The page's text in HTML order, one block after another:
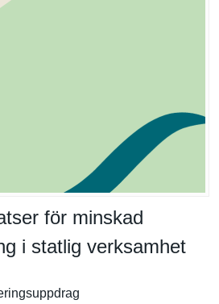
för minskad
i statlig verksamhet